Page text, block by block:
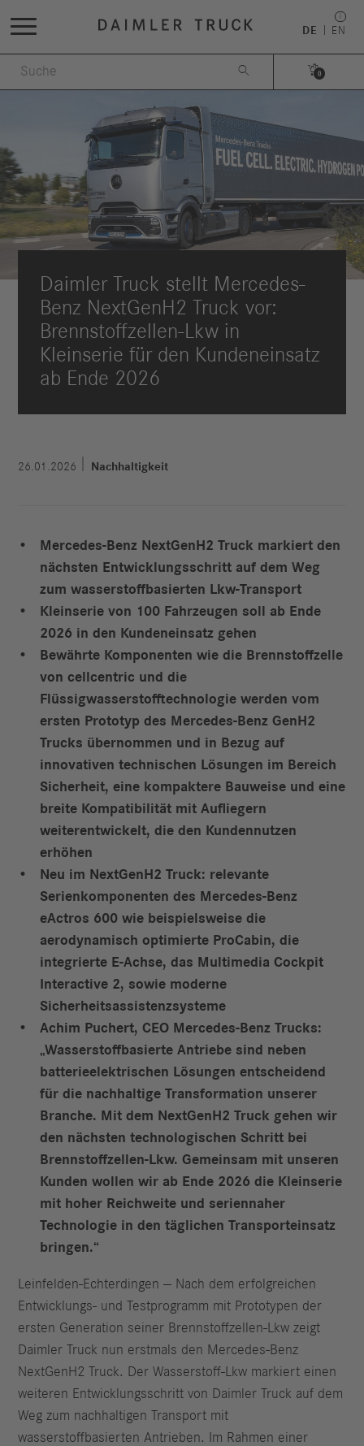
DE EN
 
0
Daimler Truck stellt Mercedes-
Benz NextGenH2 Truck vor:
Brennstoffzellen-Lkw in
Kleinserie für den Kundeneinsatz
ab Ende 2026
26.01.2026 Nachhaltigkeit
Mercedes-Benz NextGenH2 Truck markiert den
nächsten Entwicklungsschritt auf dem Weg
zum wasserstoffbasierten Lkw-Transport
Kleinserie von 100 Fahrzeugen soll ab Ende
2026 in den Kundeneinsatz gehen
Bewährte Komponenten wie die Brennstoffzelle
von cellcentric und die
Flüssigwasserstofftechnologie werden vom
ersten Prototyp des Mercedes-Benz GenH2
Trucks übernommen und in Bezug auf
innovativen technischen Lösungen im Bereich
Sicherheit, eine kompaktere Bauweise und eine
breite Kompatibilität mit Aufliegern
weiterentwickelt, die den Kundennutzen
erhöhen
Neu im NextGenH2 Truck: relevante
Serienkomponenten des Mercedes-Benz
eActros 600 wie beispielsweise die
aerodynamisch optimierte ProCabin, die
integrierte E-Achse, das Multimedia Cockpit
Interactive 2, sowie moderne
Sicherheitsassistenzsysteme
Achim Puchert, CEO Mercedes-Benz Trucks:
„Wasserstoffbasierte Antriebe sind neben
batterieelektrischen Lösungen entscheidend
für die nachhaltige Transformation unserer
Branche. Mit dem NextGenH2 Truck gehen wir
den nächsten technologischen Schritt bei
Brennstoffzellen-Lkw. Gemeinsam mit unseren
Kunden wollen wir ab Ende 2026 die Kleinserie
mit hoher Reichweite und seriennaher
Technologie in den täglichen Transporteinsatz
bringen.“
Leinfelden-Echterdingen — Nach dem erfolgreichen
Entwicklungs- und Testprogramm mit Prototypen der
ersten Generation seiner Brennstoffzellen-Lkw zeigt
Daimler Truck nun erstmals den Mercedes-Benz
NextGenH2 Truck. Der Wasserstoff-Lkw markiert einen
weiteren Entwicklungsschritt von Daimler Truck auf dem
Weg zum nachhaltigen Transport mit
wasserstoffbasierten Antrieben. Im Rahmen einer